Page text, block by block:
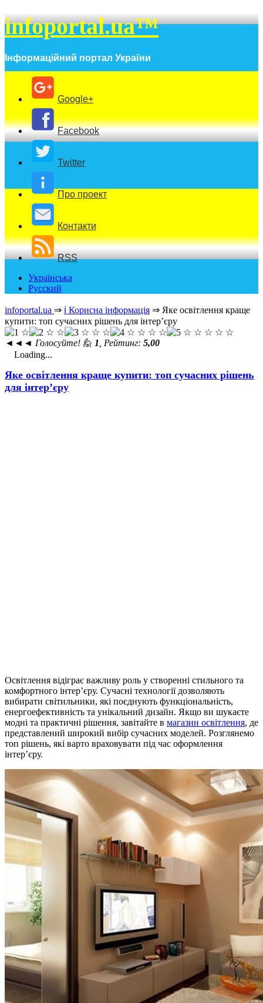
infoportal.ua™
Інформаційний портал України
Google+
Facebook
Twitter
Про проект
Контакти
RSS
Українська
Русский
infoportal.ua ⇒ ℹ️ Корисна інформація ⇒ Яке освітлення краще
купити: топ сучасних рішень для інтер’єру
◄◄◄ Голосуйте! 🙋 1 , Рейтинг: 5,00
Loading...
Яке освітлення краще купити: топ сучасних рішень
для інтер’єру
Освітлення відіграє важливу роль у створенні стильного та
комфортного інтер’єру. Сучасні технології дозволяють
вибирати світильники, які поєднують функціональність,
енергоефективність та унікальний дизайн. Якщо ви шукаєте
модні та практичні рішення, завітайте в магазин освітлення, де
представлений широкий вибір сучасних моделей. Розглянемо
топ рішень, які варто враховувати під час оформлення
інтер’єру.